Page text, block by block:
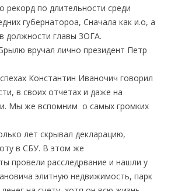
рекорд по длительности среди
губернатороа, Сначала как и.о, а
должности главы ЗОГА.
вручал лично президент Петр
Константин Иваночич говорил
в своих отчетах и даже на
Мы же вспомним о самых громких
лет скрывал декларацию,
в СБУ. В этом же
провели расследрвание и нашли у
элитную недвижимость, парк